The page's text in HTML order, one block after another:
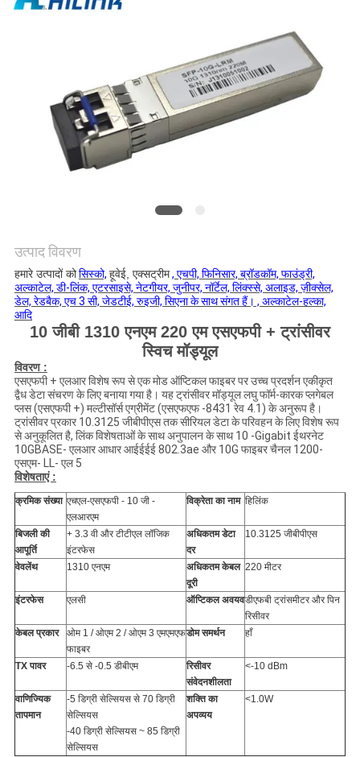
उद्धरण
साइटमैप
गोपनीयता
उत्पाद विवरण
हमारे उत्पादों कोसिस्को, हूवेई, एक्सट्रीम, एचपी, फिनिसार, ब्रॉडकॉम, फाउंड्री,
अल्काटेल, डी-लिंक, एटरसाइसे, नेटगीयर, जुनीपर, नॉर्टेल, लिंक्स्से, अलाइड, ज़ीक्सेल,
डेल, रेडबैक, एच 3 सी, जेडटीई, रुइजी, सिएना के साथ संगत हैं। , अल्काटेल-हल्का,
आदि
10 जीबी 1310 एनएम 220 एम एसएफपी + ट्रांसीवर
स्विच मॉड्यूल
विवरण :
एसएफपी + एलआर विशेष रूप से एक मोड ऑप्टिकल फाइबर पर उच्च प्रदर्शन एकीकृत
द्वैध डेटा संचरण के लिए बनाया गया है। यह ट्रांसीवर मॉड्यूल लघु फॉर्म-कारक प्लगेबल
प्लस (एसएफपी +) मल्टीसॉर्स एग्रीमेंट (एसएफएफ -8431 रेव 4.1) के अनुरूप है।
ट्रांसीवर प्रकार 10.3125 जीबीपीएस तक सीरियल डेटा के परिवहन के लिए विशेष रूप
से अनुकूलित है, लिंक विशेषताओं के साथ अनुपालन के साथ 10 -Gigabit ईथरनेट
10GBASE- एलआर आधार आईईईई 802.3ae और 10G फाइबर चैनल 1200-
एसएम- LL- एल 5
विशेषताएं :
क्रमिक संख्या एचएल-एसएफपी - 10 जी -
एलआरएम
विक्रेता का नाम हिलिंक
बिजली की
आपूर्ति
+ 3.3 वीऔरटीटीएल लॉजिक
इंटरफेस
अधिकतम डेटा
दर
10.3125 जीबीपीएस
वेवलेंथ 1310 एनएम
अधिकतम केबल
दूरी
220 मीटर
इंटरफेस एलसी ऑप्टिकल अवयवडीएफबी ट्रांसमीटर और पिन
रिसीवर
केबल प्रकार
ओम 1 / ओएम 2 / ओएम 3 एमएमएफ
फाइबर
डोम समर्थन हाँ
TX पावर -6.5 से -0.5 डीबीएम
रिसीवर
संवेदनशीलता
<-10 dBm
वाणिज्यिक
तापमान
-5 डिग्री सेल्सियससे 70 डिग्री
सेल्सियस
-40 डिग्री सेल्सियस ~ 85 डिग्री
सेल्सियस
शक्ति का
अपव्यय
<1.0W